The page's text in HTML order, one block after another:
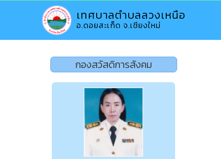
เทศบาลตำบลลวงเหนือ
อ.ดอยสะเก็ด จ.เชียงใหม่
กองสวัสดิการสังคม